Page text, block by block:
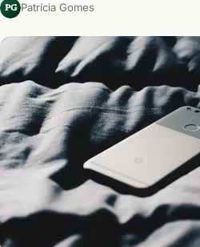
PG Patrícia Gomes